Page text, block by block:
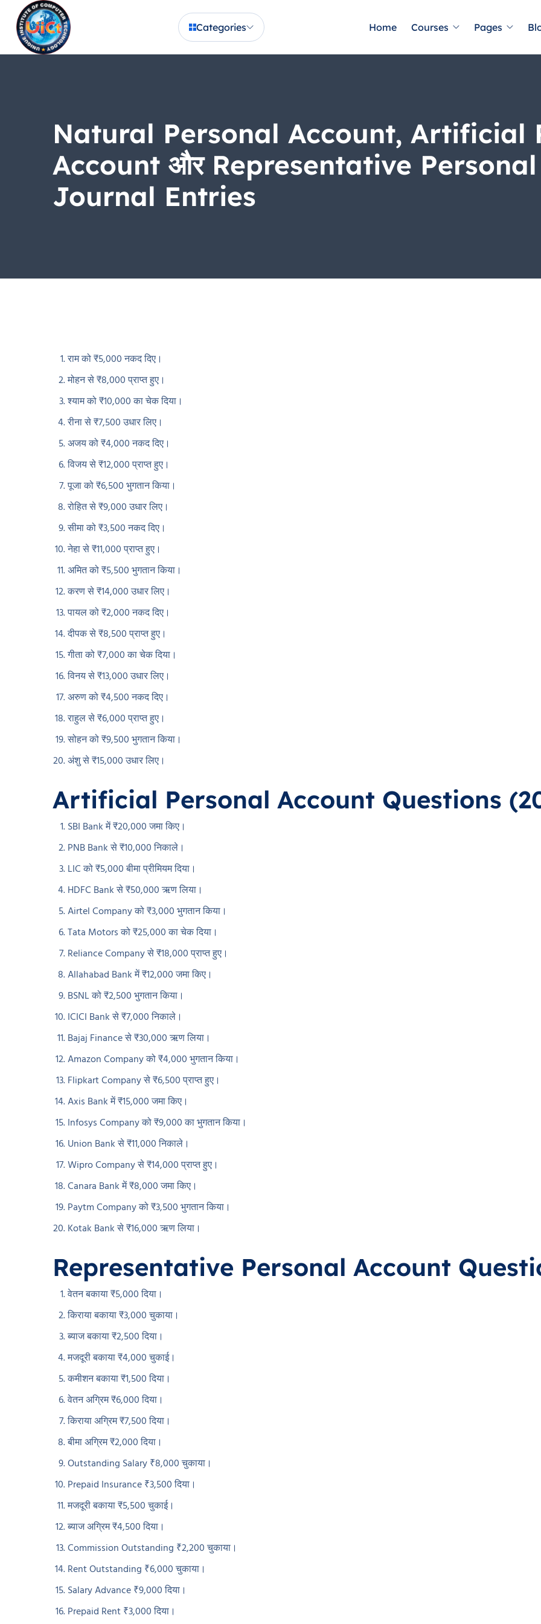
Categories Home Courses Pages
Natural Personal Account, Artificial
Account और Representative
Journal Entries
राम को ₹5,000 नकद दिए।
मोहन से ₹8,000 प्राप्त हुए।
श्याम को ₹10,000 का चेक दिया।
रीना से ₹7,500 उधार लिए।
अजय को ₹4,000 नकद दिए।
विजय से ₹12,000 प्राप्त हुए।
पूजा को ₹6,500 भुगतान किया।
रोहित से ₹9,000 उधार लिए।
सीमा को ₹3,500 नकद दिए।
नेहा से ₹11,000 प्राप्त हुए।
अमित को ₹5,500 भुगतान किया।
करण से ₹14,000 उधार लिए।
पायल को ₹2,000 नकद दिए।
दीपक से ₹8,500 प्राप्त हुए।
गीता को ₹7,000 का चेक दिया।
विनय से ₹13,000 उधार लिए।
अरुण को ₹4,500 नकद दिए।
राहुल से ₹6,000 प्राप्त हुए।
सोहन को ₹9,500 भुगतान किया।
अंशु से ₹15,000 उधार लिए।
Artificial Personal Account Questions
SBI Bank में ₹20,000 जमा किए।
PNB Bank से ₹10,000 निकाले।
LIC को ₹5,000 बीमा प्रीमियम दिया।
HDFC Bank से ₹50,000 ऋण लिया।
Airtel Company को ₹3,000 भुगतान किया।
Tata Motors को ₹25,000 का चेक दिया।
Reliance Company से ₹18,000 प्राप्त हुए।
Allahabad Bank में ₹12,000 जमा किए।
BSNL को ₹2,500 भुगतान किया।
ICICI Bank से ₹7,000 निकाले।
Bajaj Finance से ₹30,000 ऋण लिया।
Amazon Company को ₹4,000 भुगतान किया।
Flipkart Company से ₹6,500 प्राप्त हुए।
Axis Bank में ₹15,000 जमा किए।
Infosys Company को ₹9,000 का भुगतान किया।
Union Bank से ₹11,000 निकाले।
Wipro Company से ₹14,000 प्राप्त हुए।
Canara Bank में ₹8,000 जमा किए।
Paytm Company को ₹3,500 भुगतान किया।
Kotak Bank से ₹16,000 ऋण लिया।
Representative Personal Account
वेतन बकाया ₹5,000 दिया।
किराया बकाया ₹3,000 चुकाया।
ब्याज बकाया ₹2,500 दिया।
मजदूरी बकाया ₹4,000 चुकाई।
कमीशन बकाया ₹1,500 दिया।
वेतन अग्रिम ₹6,000 दिया।
किराया अग्रिम ₹7,500 दिया।
बीमा अग्रिम ₹2,000 दिया।
Outstanding Salary ₹8,000 चुकाया।
Prepaid Insurance ₹3,500 दिया।
मजदूरी बकाया ₹5,500 चुकाई।
ब्याज अग्रिम ₹4,500 दिया।
Commission Outstanding ₹2,200 चुकाया।
Rent Outstanding ₹6,000 चुकाया।
Salary Advance ₹9,000 दिया।
Prepaid Rent ₹3,000 दिया।